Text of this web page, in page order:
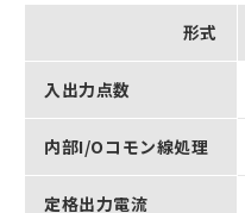
形式
入出力点数
内部I/Oコモン線処理
定格出力電流